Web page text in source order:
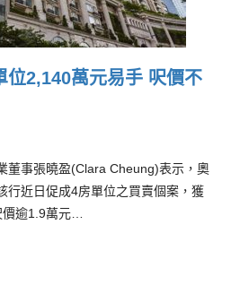
位2,140萬元易手 呎價不
董事張曉盈(Clara Cheung)表示，奧
行近日促成4房單位之買賣個案，獲
逾1.9萬元…